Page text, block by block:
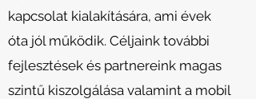
kapcsolat kialakítására, ami évek
óta jól működik. Céljaink további
fejlesztések és partnereink magas
szintű kiszolgálása valamint a mobil